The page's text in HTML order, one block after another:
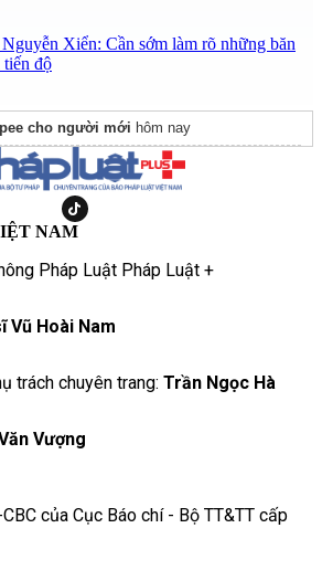
Xiển: Cần sớm làm rõ những băn
tiến độ
cho người mới hôm nay
NAM
Pháp Luật Pháp Luật +
Vũ Hoài Nam
trách chuyên trang: Trần Ngọc Hà
Vượng
của Cục Báo chí - Bộ TT&TT cấp